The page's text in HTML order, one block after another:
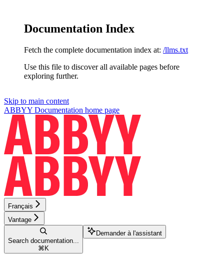
Documentation Index
Fetch the complete documentation index at: /llms.txt
Use this file to discover all available pages before
exploring further.
Skip to main content
ABBYY Documentation home page
Français
Vantage
Search documentation...
⌘ K
Demander à l'assistant